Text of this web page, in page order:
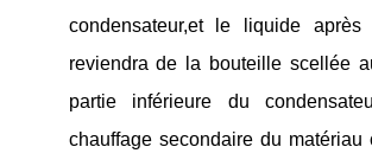
condensateur,et le liquide après
reviendra de la bouteille scellée
partie inférieure du
chauffage secondaire du matériau